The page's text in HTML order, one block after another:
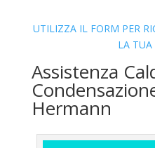
UTILIZZA IL FORM PER
LA
Assistenza
Hermann